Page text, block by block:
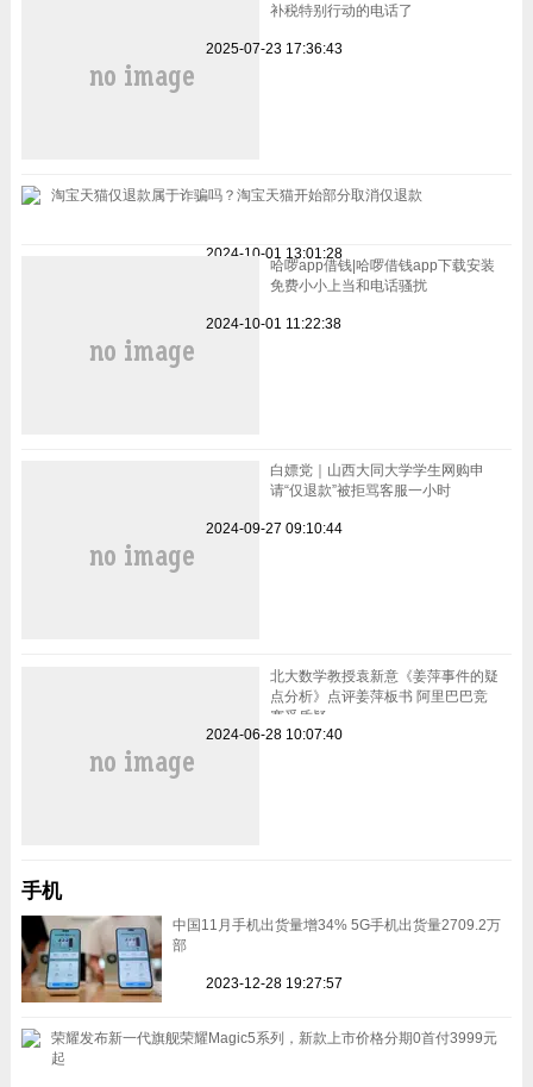
补税特别行动的电话了
2025-07-23 17:36:43
淘宝天猫仅退款属于诈骗吗？淘宝天猫开始部分取消仅退款
2024-10-01 13:01:28
哈啰app借钱|哈啰借钱app下载安装
免费小小上当和电话骚扰
2024-10-01 11:22:38
白嫖党｜山西大同大学学生网购申
请“仅退款”被拒骂客服一小时
2024-09-27 09:10:44
北大数学教授袁新意《姜萍事件的疑
点分析》点评姜萍板书 阿里巴巴竞
赛受质疑
2024-06-28 10:07:40
手机
中国11月手机出货量增34% 5G手机出货量2709.2万
部
2023-12-28 19:27:57
荣耀发布新一代旗舰荣耀Magic5系列，新款上市价格分期0首付3999元
起